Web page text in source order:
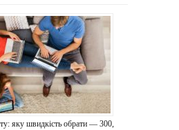
яку швидкість обрати — 300,